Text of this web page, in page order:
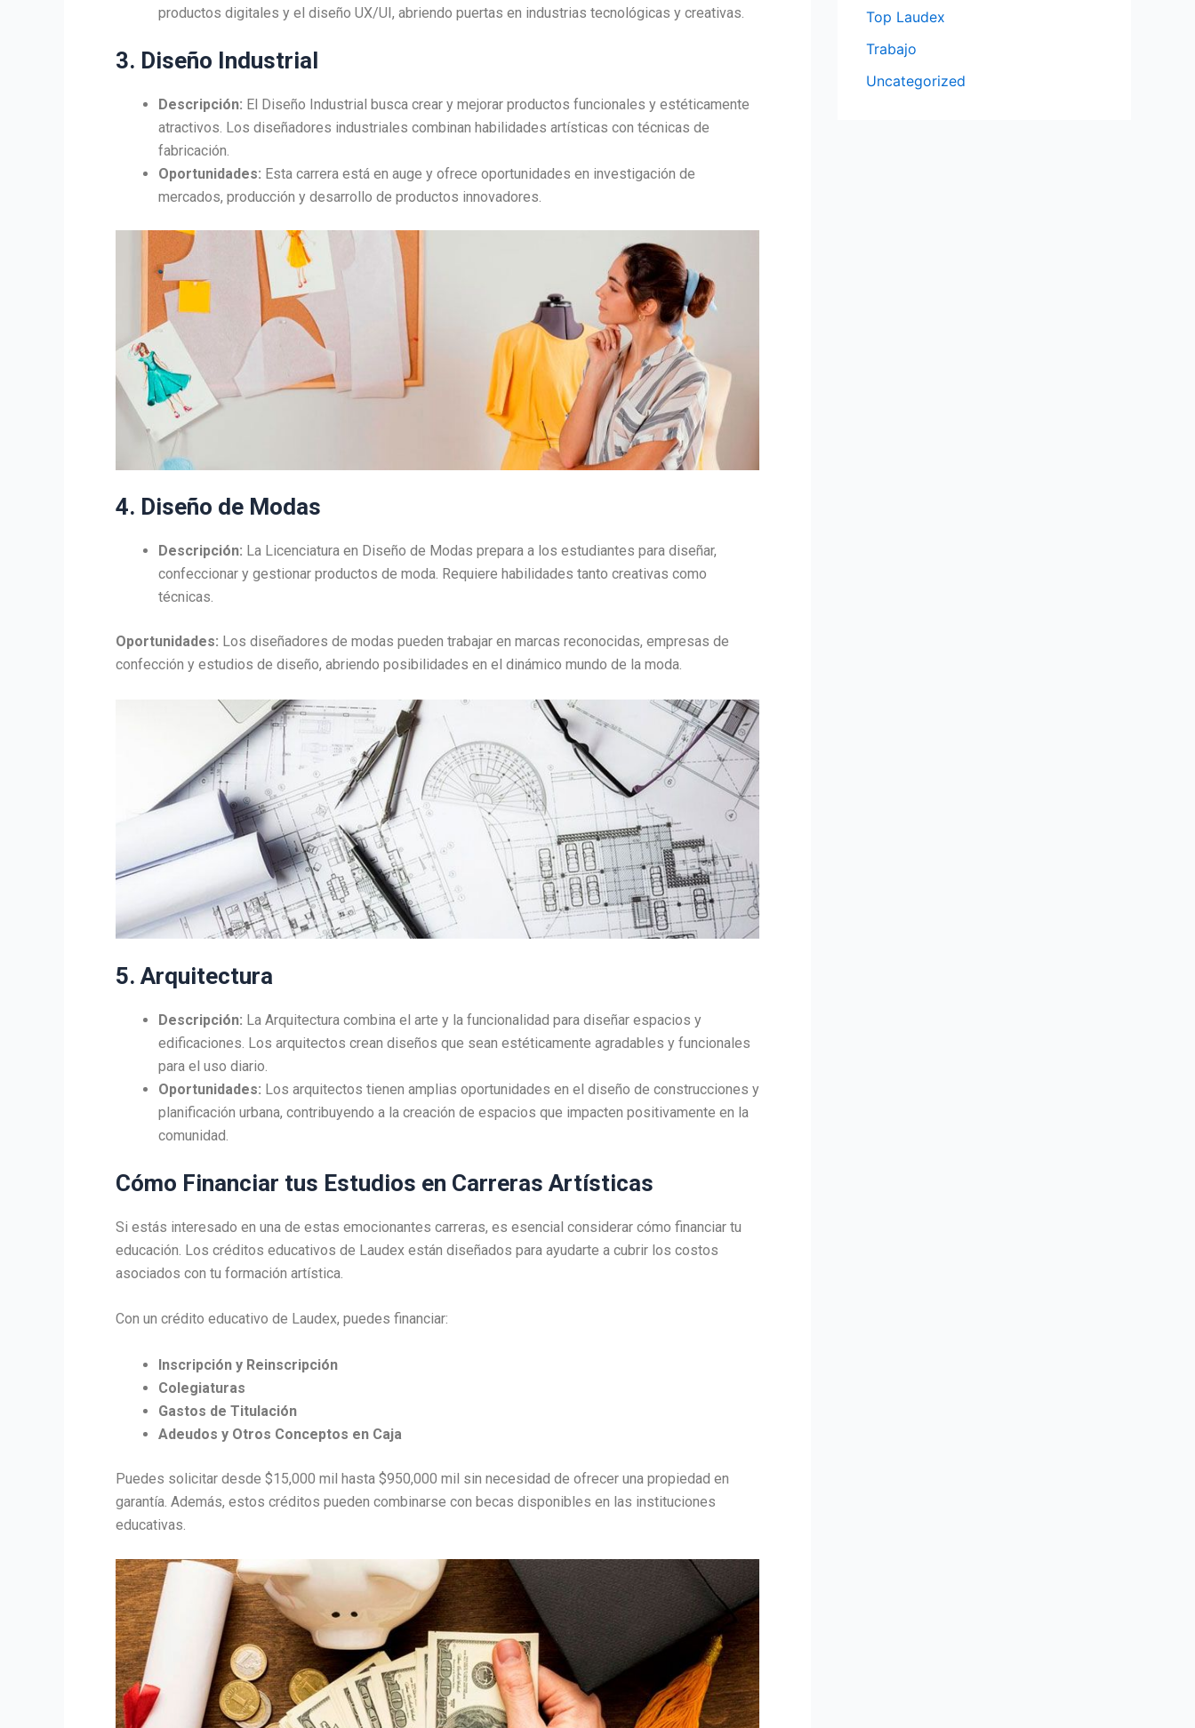
productos digitales y el diseño UX/UI, abriendo puertas en industrias tecnológicas y creativas.
3. Diseño Industrial
Descripción: El Diseño Industrial busca crear y mejorar productos funcionales y estéticamente
atractivos. Los diseñadores industriales combinan habilidades artísticas con técnicas de
fabricación.
Oportunidades: Esta carrera está en auge y ofrece oportunidades en investigación de
mercados, producción y desarrollo de productos innovadores.
4. Diseño de Modas
Descripción: La Licenciatura en Diseño de Modas prepara a los estudiantes para diseñar,
confeccionar y gestionar productos de moda. Requiere habilidades tanto creativas como
técnicas.
Oportunidades: Los diseñadores de modas pueden trabajar en marcas reconocidas, empresas de
confección y estudios de diseño, abriendo posibilidades en el dinámico mundo de la moda.
5. Arquitectura
Descripción: La Arquitectura combina el arte y la funcionalidad para diseñar espacios y
edificaciones. Los arquitectos crean diseños que sean estéticamente agradables y funcionales
para el uso diario.
Oportunidades: Los arquitectos tienen amplias oportunidades en el diseño de construcciones y
planificación urbana, contribuyendo a la creación de espacios que impacten positivamente en la
comunidad.
Cómo Financiar tus Estudios en Carreras Artísticas
Si estás interesado en una de estas emocionantes carreras, es esencial considerar cómo financiar tu
educación. Los créditos educativos de Laudex están diseñados para ayudarte a cubrir los costos
asociados con tu formación artística.
Con un crédito educativo de Laudex, puedes financiar:
Inscripción y Reinscripción
Colegiaturas
Gastos de Titulación
Adeudos y Otros Conceptos en Caja
Puedes solicitar desde $15,000 mil hasta $950,000 mil sin necesidad de ofrecer una propiedad en
garantía. Además, estos créditos pueden combinarse con becas disponibles en las instituciones
educativas.
Top Laudex
Trabajo
Uncategorized